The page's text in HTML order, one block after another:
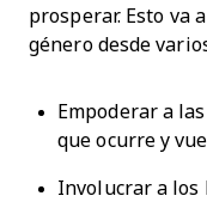
prosperar. Esto va
género desde
Empoderar a
que ocurre y
Involucrar a los